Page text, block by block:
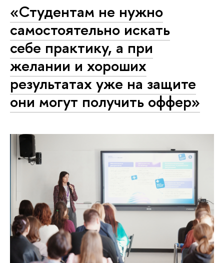
«Студентам не нужно
самостоятельно искать
себе практику, а при
желании и хороших
результатах уже на защите
они могут получить оффер»